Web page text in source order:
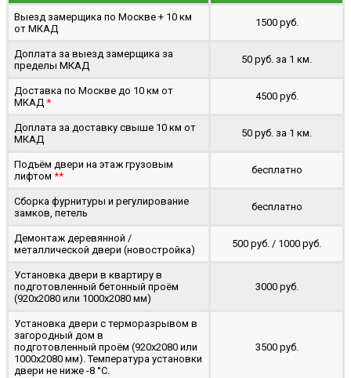
Выезд замерщика по Москве + 10 км
от МКАД
1500 руб.
Доплата за выезд замерщика за
пределы МКАД
50 руб. за 1 км.
Доставка по Москве до 10 км от
МКАД *
4500 руб.
Доплата за доставку свыше 10 км от
МКАД
50 руб. за 1 км.
Подъём двери на этаж грузовым
лифтом **
бесплатно
Сборка фурнитуры и регулирование
замков, петель
бесплатно
Демонтаж деревянной /
металлической двери (новостройка)
500 руб. / 1000 руб.
Установка двери в квартиру в
подготовленный бетонный проём
(920x2080 или 1000x2080 мм)
3000 руб.
Установка двери с терморазрывом в
загородный дом в
подготовленный проём (920x2080 или
1000x2080 мм). Температура установки
двери не ниже -8 °C.
3500 руб.